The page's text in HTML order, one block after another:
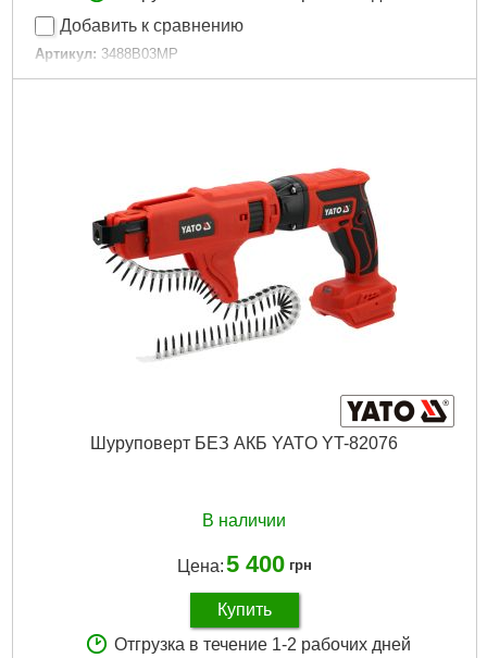
Добавить к сравнению
Артикул: 3488B03MP
Код товара: 31.19.65
Подробнее...
Шуруповерт БЕЗ АКБ YATO YT-82076
В наличии
Цена:5 400 грн
Купить
Отгрузка в течение 1-2 рабочих дней